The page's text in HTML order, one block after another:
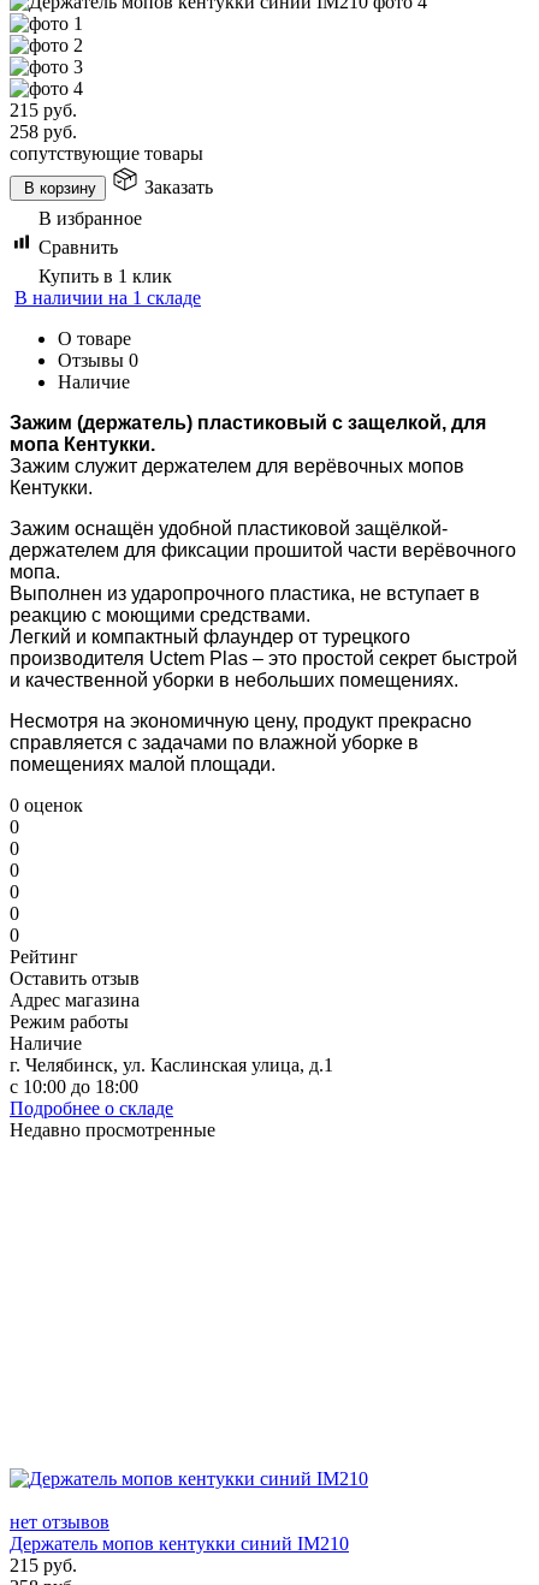
215 руб.
258 руб.
сопутствующие товары
В корзину
Заказать
В избранное
Сравнить
Купить в 1 клик
В наличии на 1 складе
О товаре
Отзывы 0
Наличие
Зажим (держатель) пластиковый с защелкой, для
мопа Кентукки.
Зажим служит держателем для верёвочных мопов
Кентукки.
Зажим оснащён удобной пластиковой защёлкой-
держателем для фиксации прошитой части верёвочного
мопа.
Выполнен из ударопрочного пластика, не вступает в
реакцию с моющими средствами.
Легкий и компактный флаундер от турецкого
производителя Uctem Plas – это простой секрет быстрой
и качественной уборки в небольших помещениях.
Несмотря на экономичную цену, продукт прекрасно
справляется с задачами по влажной уборке в
помещениях малой площади.
0 оценок
0
0
0
0
0
0
Рейтинг
Оставить отзыв
Адрес магазина
Режим работы
Наличие
г. Челябинск, ул. Каслинская улица, д.1
с 10:00 до 18:00
Подробнее о складе
Недавно просмотренные
нет отзывов
Держатель мопов кентукки синий IM210
215 руб.